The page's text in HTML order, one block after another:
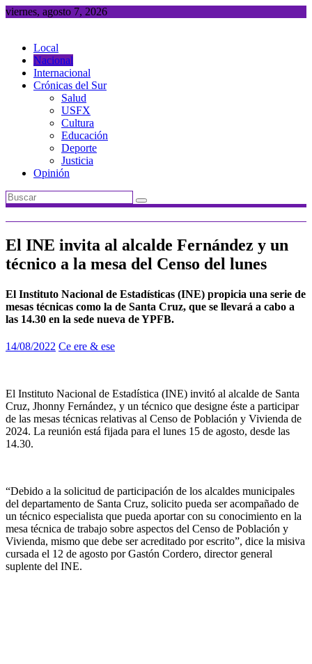
Saltar
viernes, agosto 7, 2026
Local
Nacional
Internacional
Crónicas del Sur
Salud
USFX
Cultura
Educación
Deporte
Justicia
Opinión
El INE invita al alcalde Fernández y un
técnico a la mesa del Censo del lunes
El Instituto Nacional de Estadísticas (INE) propicia una serie de
mesas técnicas como la de Santa Cruz, que se llevará a cabo a
las 14.30 en la sede nueva de YPFB.
14/08/2022 Ce ere & ese
El Instituto Nacional de Estadística (INE) invitó al alcalde de Santa
Cruz, Jhonny Fernández, y un técnico que designe éste a participar
de las mesas técnicas relativas al Censo de Población y Vivienda de
2024. La reunión está fijada para el lunes 15 de agosto, desde las
14.30.
“Debido a la solicitud de participación de los alcaldes municipales
del departamento de Santa Cruz, solicito pueda ser acompañado de
un técnico especialista que pueda aportar con su conocimiento en la
mesa técnica de trabajo sobre aspectos del Censo de Población y
Vivienda, mismo que debe ser acreditado por escrito”, dice la misiva
cursada el 12 de agosto por Gastón Cordero, director general
suplente del INE.